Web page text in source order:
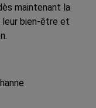
maintenant la
leur bien-être et